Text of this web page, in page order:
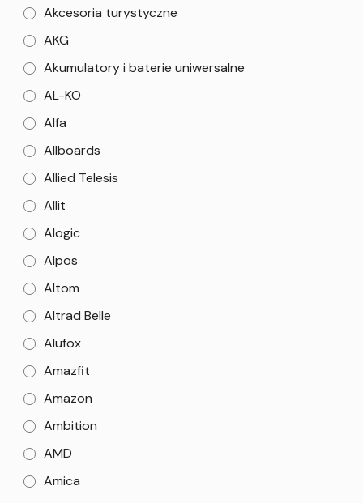
Akcesoria turystyczne
AKG
Akumulatory i baterie uniwersalne
AL-KO
Alfa
Allboards
Allied Telesis
Allit
Alogic
Alpos
Altom
Altrad Belle
Alufox
Amazfit
Amazon
Ambition
AMD
Amica